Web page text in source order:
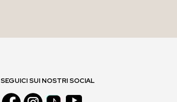
SEGUICI SUI NOSTRI SOCIAL